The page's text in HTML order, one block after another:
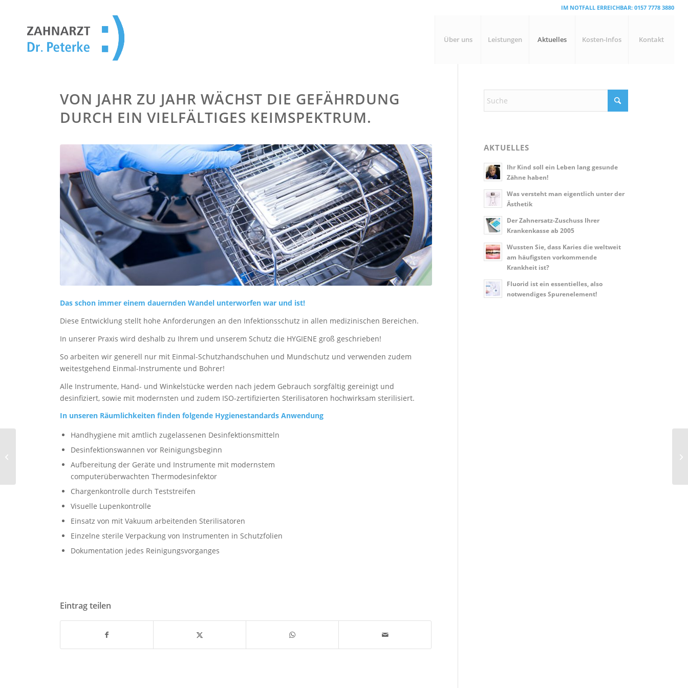
IM NOTFALL ERREICHBAR:0157 7778 3880
Über uns Leistungen Aktuelles Kosten-Infos Kontakt
VON JAHR ZU JAHR WÄCHST DIE GEFÄHRDUNG
DURCH EIN VIELFÄLTIGES KEIMSPEKTRUM.
Das schon immer einem dauernden Wandel unterworfen war und ist!
Diese Entwicklung stellt hohe Anforderungen an den Infektionsschutz in allen medizinischen Bereichen.
In unserer Praxis wird deshalb zu Ihrem und unserem Schutz die HYGIENE groß geschrieben!
So arbeiten wir generell nur mit Einmal-Schutzhandschuhen und Mundschutz und verwenden zudem
weitestgehend Einmal-Instrumente und Bohrer!
Alle Instrumente, Hand- und Winkelstücke werden nach jedem Gebrauch sorgfältig gereinigt und
desinfiziert, sowie mit modernsten und zudem ISO-zertifizierten Sterilisatoren hochwirksam sterilisiert.
In unseren Räumlichkeiten finden folgende Hygienestandards Anwendung
Handhygiene mit amtlich zugelassenen Desinfektionsmitteln
Desinfektionswannen vor Reinigungsbeginn
Aufbereitung der Geräte und Instrumente mit modernstem
computerüberwachten Thermodesinfektor
Chargenkontrolle durch Teststreifen
Visuelle Lupenkontrolle
Einsatz von mit Vakuum arbeitenden Sterilisatoren
Einzelne sterile Verpackung von Instrumenten in Schutzfolien
Dokumentation jedes Reinigungsvorganges
Eintrag teilen
AKTUELLES
Ihr Kind soll ein Leben lang gesunde
Zähne haben!
Was versteht man eigentlich unter der
Ästhetik
Der Zahnersatz-Zuschuss Ihrer
Krankenkasse ab 2005
Wussten Sie, dass Karies die weltweit
am häufigsten vorkommende
Krankheit ist?
Fluorid ist ein essentielles, also
notwendiges Spurenelement!
Zahnimplantate